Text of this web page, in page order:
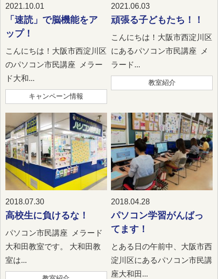
2021.10.01
「速読」で脳機能をア
ップ！
こんにちは！大阪市西淀川区
のパソコン市民講座 メラー
ド大和...
キャンペーン情報
2021.06.03
頑張る子どもたち！！
こんにちは！大阪市西淀川区
にあるパソコン市民講座 メ
ラード...
教室紹介
2018.07.30
高校生に負けるな！
パソコン市民講座 メラード
大和田教室です。 大和田教
室は...
2018.04.28
パソコン学習がんばっ
てます！
とある日の午前中、大阪市西
淀川区にあるパソコン市民講
座大和田...